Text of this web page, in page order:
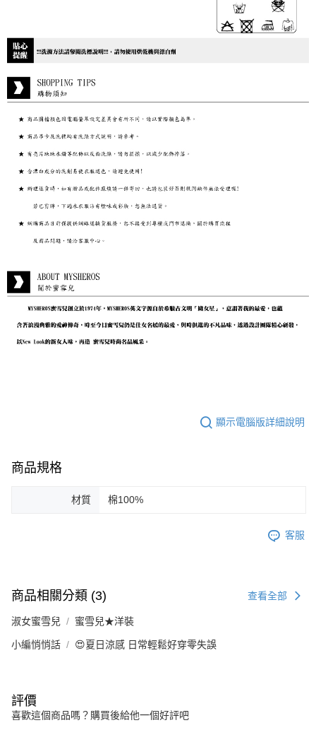
顯示電腦版詳細說明
商品規格
材質 棉100%
客服
商品相關分類 (3) 查看全部
淑女蜜雪兒 蜜雪兒★洋裝
小編悄悄話 😍夏日涼感 日常輕鬆好穿零失誤
評價
喜歡這個商品嗎？購買後給他一個好評吧